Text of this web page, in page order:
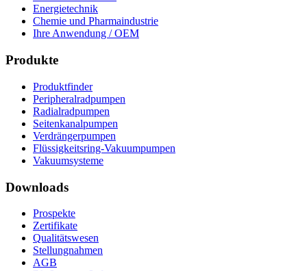
Energietechnik
Chemie und Pharmaindustrie
Ihre Anwendung / OEM
Produkte
Produktfinder
Peripheralradpumpen
Radialradpumpen
Seitenkanalpumpen
Verdrängerpumpen
Flüssigkeitsring-Vakuumpumpen
Vakuumsysteme
Downloads
Prospekte
Zertifikate
Qualitätswesen
Stellungnahmen
AGB